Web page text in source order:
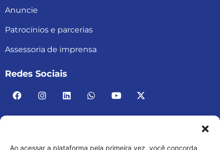
Ao acessar a plataforma pela primeira vez, você concorda
Anuncie
Patrocínios e parcerias
Assessoria de imprensa
Redes Sociais